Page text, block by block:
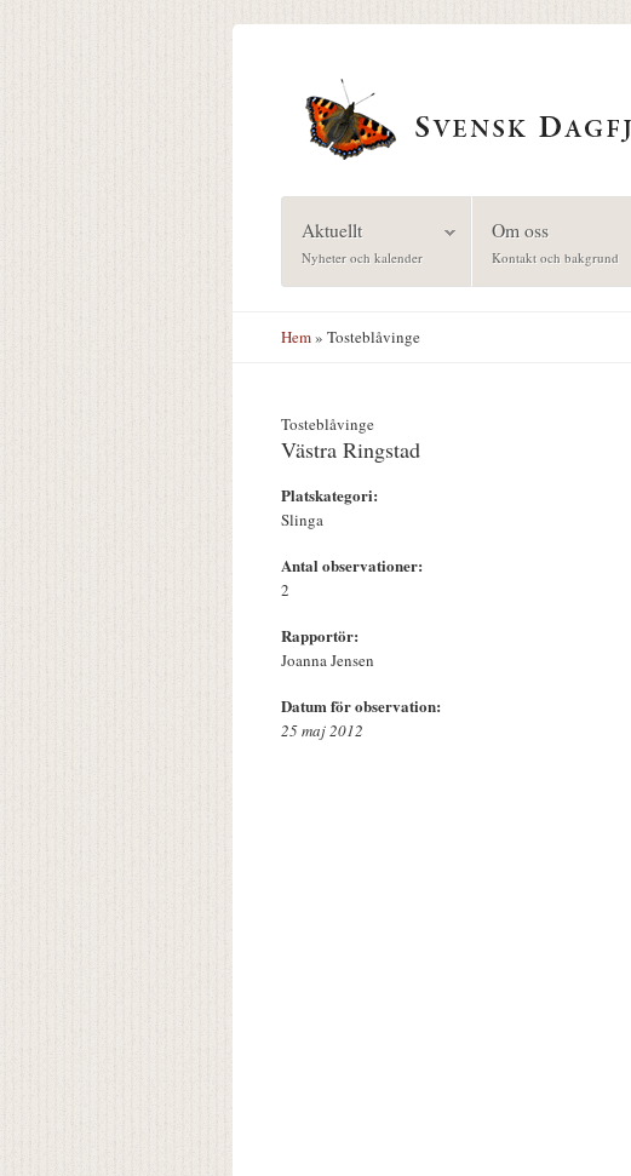
Aktuellt
Nyheter och kalender
Om oss
Kontakt och bakgrund
Hem» Tosteblåvinge
Tosteblåvinge
Västra Ringstad
Platskategori:
Slinga
Antal observationer:
2
Rapportör:
Joanna Jensen
Datum för observation:
25 maj 2012